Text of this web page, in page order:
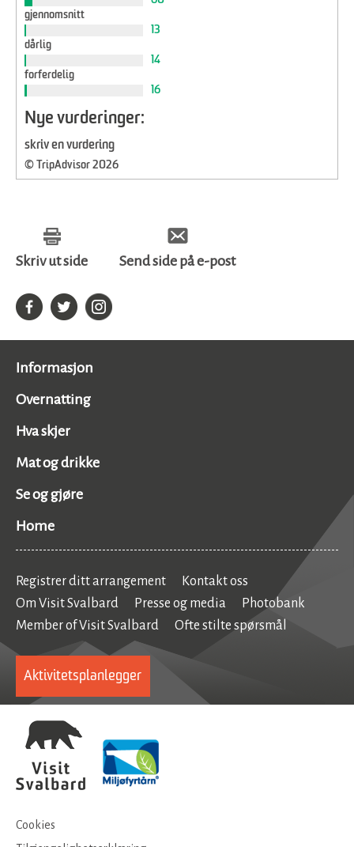
gjennomsnitt
13
dårlig
14
forferdelig
16
Nye vurderinger:
skriv en vurdering
© TripAdvisor 2026
Skriv ut side Send side på e-post
Informasjon
Overnatting
Hva skjer
Mat og drikke
Se og gjøre
Home
Registrer ditt arrangement
Kontakt oss
Om Visit Svalbard
Presse og media
Photobank
Member of Visit Svalbard
Ofte stilte spørsmål
Aktivitetsplanlegger
Cookies